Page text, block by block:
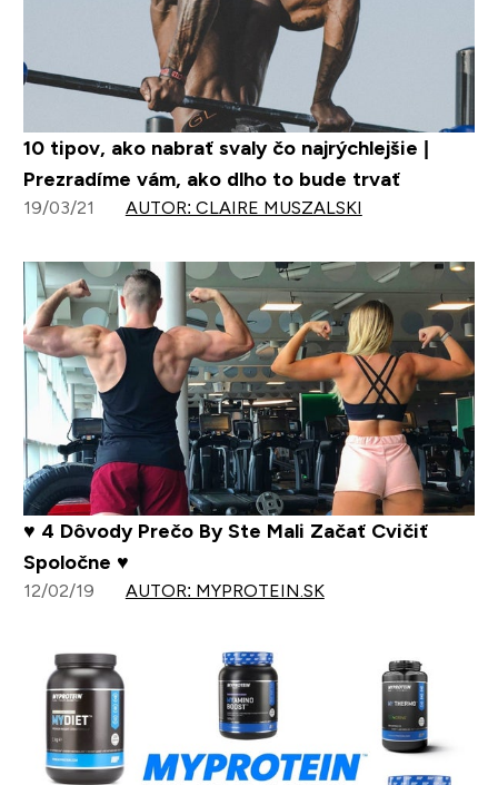
10 tipov, ako nabrať svaly čo najrýchlejšie |
Prezradíme vám, ako dlho to bude trvať
19/03/21 AUTOR: CLAIRE MUSZALSKI
♥ 4 Dôvody Prečo By Ste Mali Začať Cvičiť
Spoločne ♥
12/02/19 AUTOR: MYPROTEIN.SK